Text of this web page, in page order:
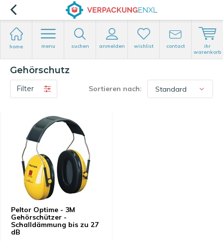
home menu suchen anmelden wishlist contact
ihr
warenkorb
Gehörschutz
Filter Sortieren nach:
Peltor Optime - 3M
Gehörschützer -
Schalldämmung bis zu 27
dB